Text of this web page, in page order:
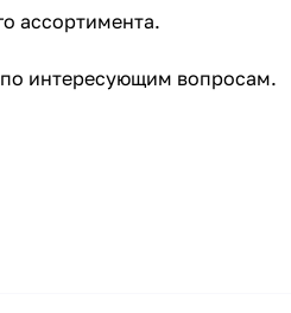
ассортимента.
интересующим вопросам.